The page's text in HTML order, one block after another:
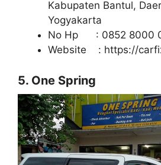
Kabupaten Bantul,
Yogyakarta
No Hp : 0852 8000
Website : https://
5. One Spring